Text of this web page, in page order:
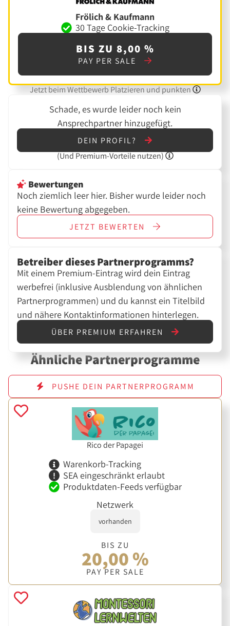
Frölich & Kaufmann
30 Tage Cookie-Tracking
BIS ZU 8,00 %
PAY PER SALE
Jetzt beim Wettbewerb Platzieren und punkten
Schade, es wurde leider noch kein
Ansprechpartner hinzugefügt.
DEIN PROFIL?
(Und Premium-Vorteile nutzen)
Bewertungen
Noch ziemlich leer hier. Bisher wurde leider noch
keine Bewertung abgegeben.
JETZT BEWERTEN
Betreiber dieses Partnerprogramms?
Mit einem Premium-Eintrag wird dein Eintrag
werbefrei (inklusive Ausblendung von ähnlichen
Partnerprogrammen) und du kannst ein Titelbild
und nähere Kontaktinformationen hinterlegen.
ÜBER PREMIUM ERFAHREN
Ähnliche Partnerprogramme
PUSHE DEIN PARTNERPROGRAMM
Rico der Papagei
Warenkorb-Tracking
SEA eingeschränkt erlaubt
Produktdaten-Feeds verfügbar
Netzwerk
vorhanden
BIS ZU
20,00 %
PAY PER SALE